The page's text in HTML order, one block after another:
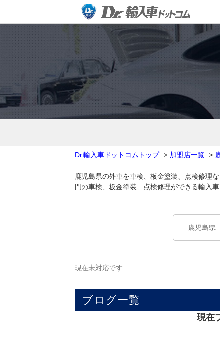
Dr.輸入車ドットコムトップ 加盟店一覧
鹿児島県の外車を車検、板金塗装、点検修理
門の車検、板金塗装、点検修理ができる輸入
現在未対応です
ブログ一覧
現在